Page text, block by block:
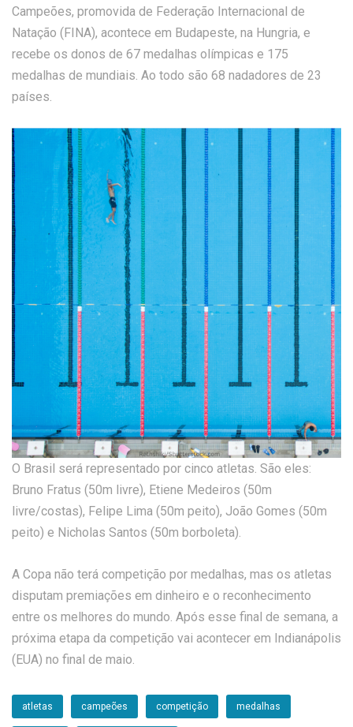
Campeões, promovida de Federação Internacional de
Natação (FINA), acontece em Budapeste, na Hungria, e
recebe os donos de 67 medalhas olímpicas e 175
medalhas de mundiais. Ao todo são 68 nadadores de 23
países.
O Brasil será representado por cinco atletas. São eles:
Bruno Fratus (50m livre), Etiene Medeiros (50m
livre/costas), Felipe Lima (50m peito), João Gomes (50m
peito) e Nicholas Santos (50m borboleta).
A Copa não terá competição por medalhas, mas os atletas
disputam premiações em dinheiro e o reconhecimento
entre os melhores do mundo. Após esse final de semana, a
próxima etapa da competição vai acontecer em Indianápolis
(EUA) no final de maio.
atletas campeões competição medalhas